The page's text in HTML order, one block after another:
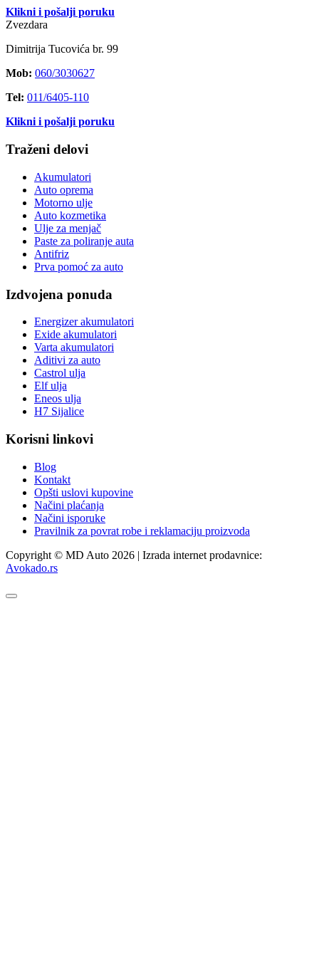
Klikni i pošalji poruku
Zvezdara
Dimitrija Tucovića br. 99
Mob: 060/3030627
Tel: 011/6405-110
Klikni i pošalji poruku
Traženi delovi
Akumulatori
Auto oprema
Motorno ulje
Auto kozmetika
Ulje za menjač
Paste za poliranje auta
Antifriz
Prva pomoć za auto
Izdvojena ponuda
Energizer akumulatori
Exide akumulatori
Varta akumulatori
Aditivi za auto
Castrol ulja
Elf ulja
Eneos ulja
H7 Sijalice
Korisni linkovi
Blog
Kontakt
Opšti uslovi kupovine
Načini plaćanja
Načini isporuke
Pravilnik za povrat robe i reklamaciju proizvoda
Copyright © MD Auto 2026 | Izrada internet prodavnice:
Avokado.rs